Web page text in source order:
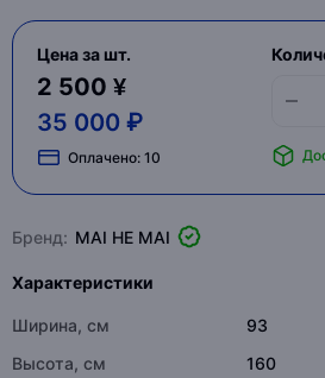
Цена за шт.
2 500 ¥
35 000 ₽
Оплачено: 10
Бренд: MAI HE MAI
Характеристики
Ширина, см
93
Высота, см
160